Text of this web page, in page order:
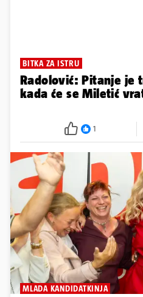
BITKA ZA ISTRU
Radolović: Pitanje je
kada će se Miletić
1
MLADA KANDIDATKINJA